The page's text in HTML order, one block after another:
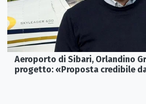
Aeroporto di Sibari, Orlandino
progetto: «Proposta credibile